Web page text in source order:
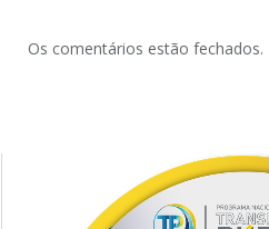
Os comentários estão fechados.